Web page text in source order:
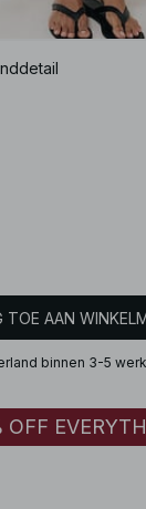
TOE AAN
binnen 3-5
OFF